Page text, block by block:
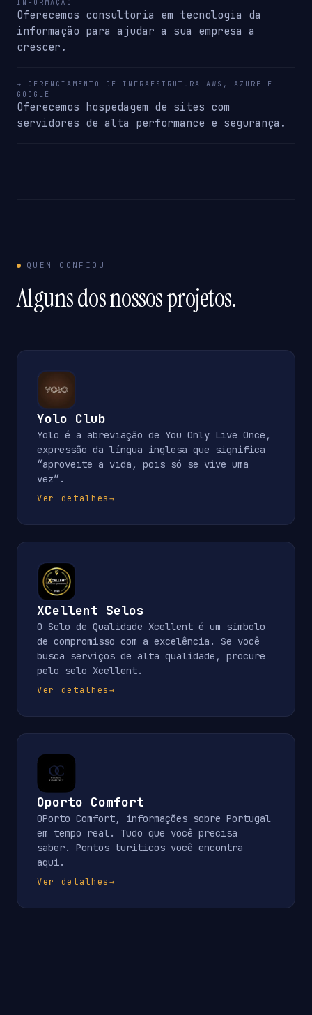
INFORMAÇÃO
Oferecemos consultoria em tecnologia da
informação para ajudar a sua empresa a
crescer.
→ GERENCIAMENTO DE INFRAESTRUTURA AWS, AZURE E
GOOGLE
Oferecemos hospedagem de sites com
servidores de alta performance e segurança.
QUEM CONFIOU
Alguns dos nossos projetos.
Yolo Club
Yolo é a abreviação de You Only Live Once,
expressão da língua inglesa que significa
“aproveite a vida, pois só se vive uma
vez”.
Ver detalhes→
XCellent Selos
O Selo de Qualidade Xcellent é um símbolo
de compromisso com a excelência. Se você
busca serviços de alta qualidade, procure
pelo selo Xcellent.
Ver detalhes→
Oporto Comfort
OPorto Comfort, informações sobre Portugal
em tempo real. Tudo que você precisa
saber. Pontos turiticos você encontra
aqui.
Ver detalhes→